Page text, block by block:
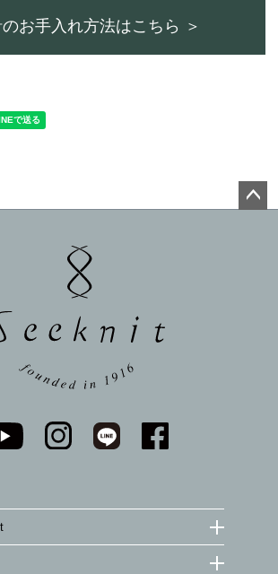
お手入れ方法はこちら ＞